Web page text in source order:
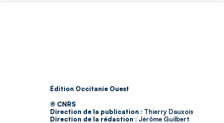
Édition Occitanie Ouest
© CNRS
Direction de la publication : Thierry Dauxois
Direction de la rédaction : Jérôme Guilbert